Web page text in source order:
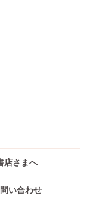
店さまへ
い合わせ